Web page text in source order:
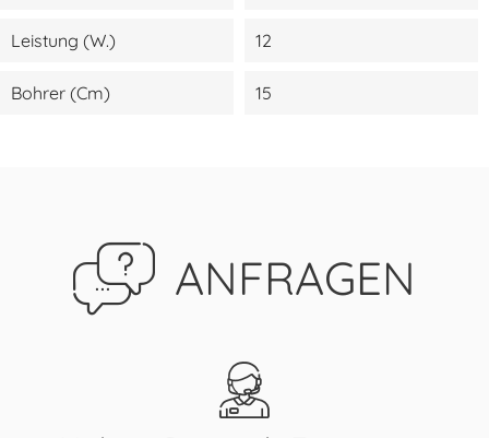
Leistung (W.) 12
Bohrer (cm) 15
ANFRAGEN